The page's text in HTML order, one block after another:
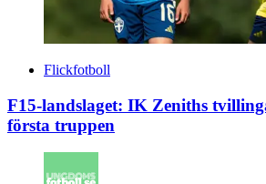
Flickfotboll
F15-landslaget: IK Zeniths
första truppen